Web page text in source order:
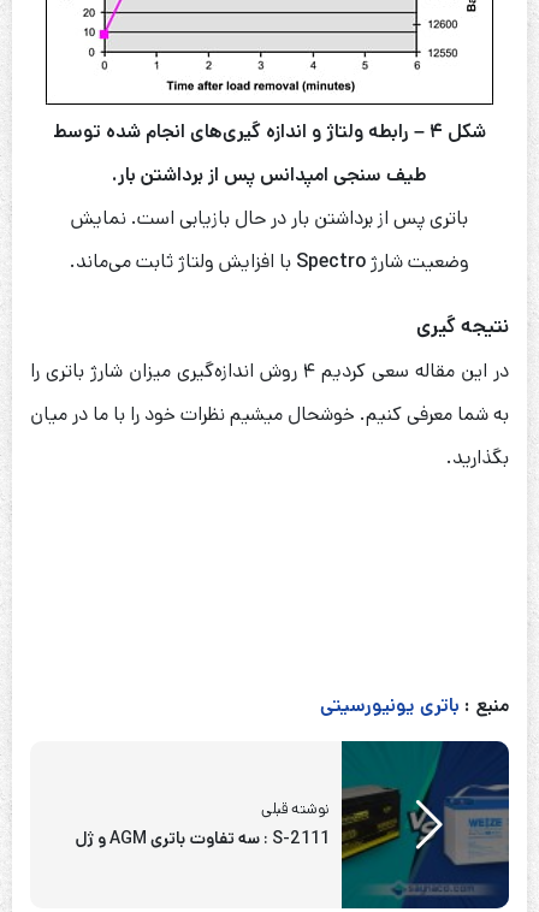
شکل ۴ – رابطه ولتاژ و اندازه گیری‌های انجام شده توسط
طیف سنجی امپدانس پس از برداشتن بار.
باتری پس از برداشتن بار در حال بازیابی است. نمایش
وضعیت شارژSpectro با افزایش ولتاژ ثابت می‌ماند.
نتیجه گیری
در این مقاله سعی کردیم ۴ روش اندازه‌گیری میزان شارژ باتری را
به شما معرفی کنیم. خوشحال میشیم نظرات خود را با ما در میان
بگذارید.
منبع : باتری یونیورسیتی
نوشته قبلی
S-2111 : سه تفاوت باتری AGM و ژل